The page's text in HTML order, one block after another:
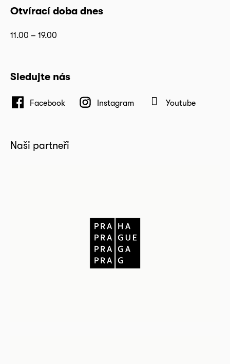
Otvírací doba dnes
11.00 – 19.00
Sledujte nás
Facebook Instagram Youtube
Naši partneři